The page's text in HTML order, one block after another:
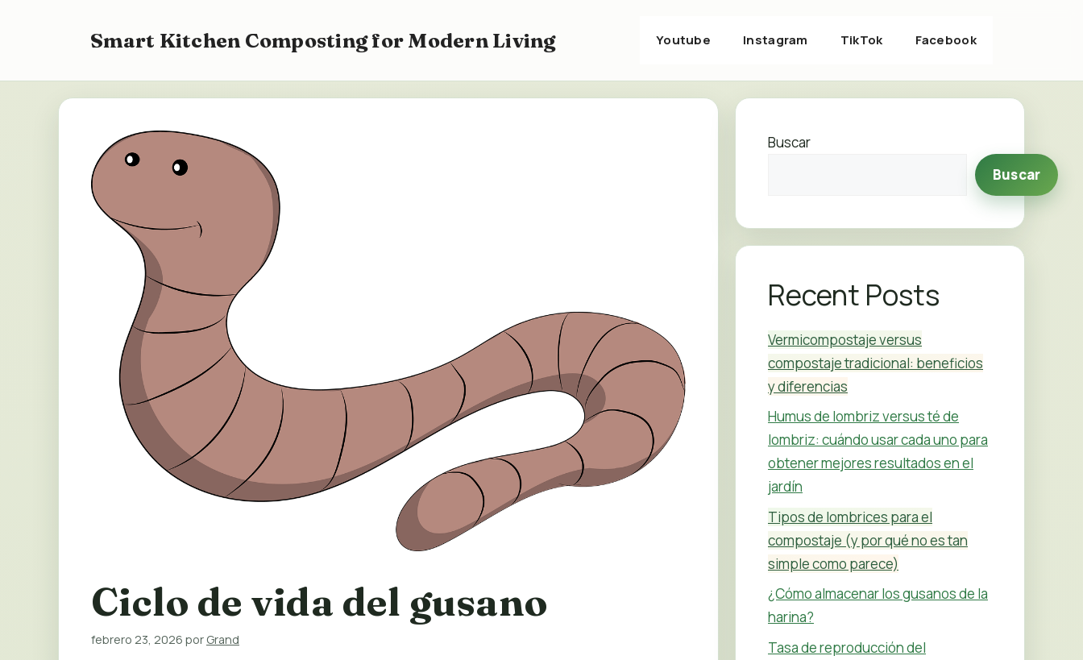
Smart Kitchen Composting for Modern Living Youtube Instagram TikTok Facebook
Ciclo de vida del gusano
febrero 23, 2026 por Grand
Buscar
Buscar
Recent Posts
Vermicompostaje versus
compostaje tradicional: beneficios
y diferencias
Humus de lombriz versus té de
lombriz: cuándo usar cada uno para
obtener mejores resultados en el
jardín
Tipos de lombrices para el
compostaje (y por qué no es tan
simple como parece)
¿Cómo almacenar los gusanos de la
harina?
Tasa de reproducción del